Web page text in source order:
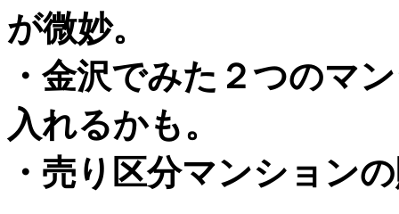
が微妙。
・金沢でみた２つのマ
入れるかも。
・売り区分マンション